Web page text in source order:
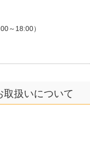
～18:00）
取扱いについて